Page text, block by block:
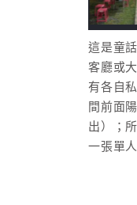
這是童
客廳或
有各自
間前面
出）；
一張單